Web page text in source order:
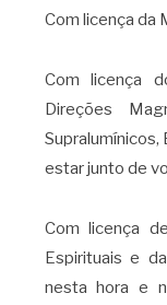
Com licença da
Com licença
Direções
estar junto de
Com licença
Espirituais e
nesta hora e